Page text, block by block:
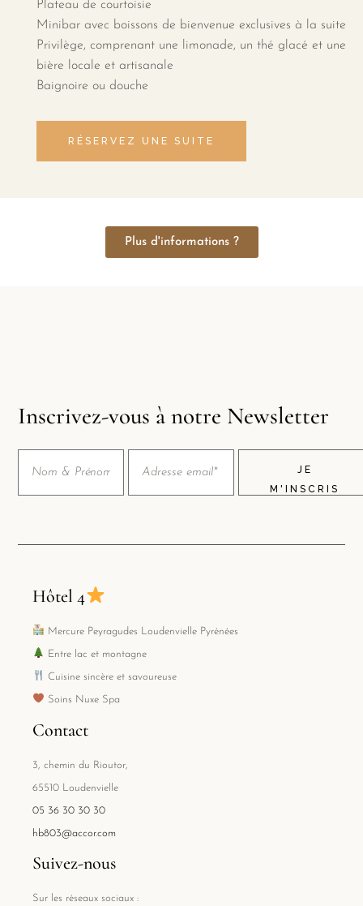
Plateau de courtoisie
Minibar avec boissons de bienvenue exclusives à la suite
Privilège, comprenant une limonade, un thé glacé et une
bière locale et artisanale
Baignoire ou douche
RÉSERVEZ UNE SUITE
Plus d'informations ?
Inscrivez-vous à notre Newsletter
JE
M'INSCRIS
Hôtel 4
Mercure Peyragudes Loudenvielle Pyrénées
Entre lac et montagne
Cuisine sincère et savoureuse
Soins Nuxe Spa
Contact
3, chemin du Rioutor,
65510 Loudenvielle
05 36 30 30 30
hb803@accor.com
Suivez-nous
Sur les réseaux sociaux :